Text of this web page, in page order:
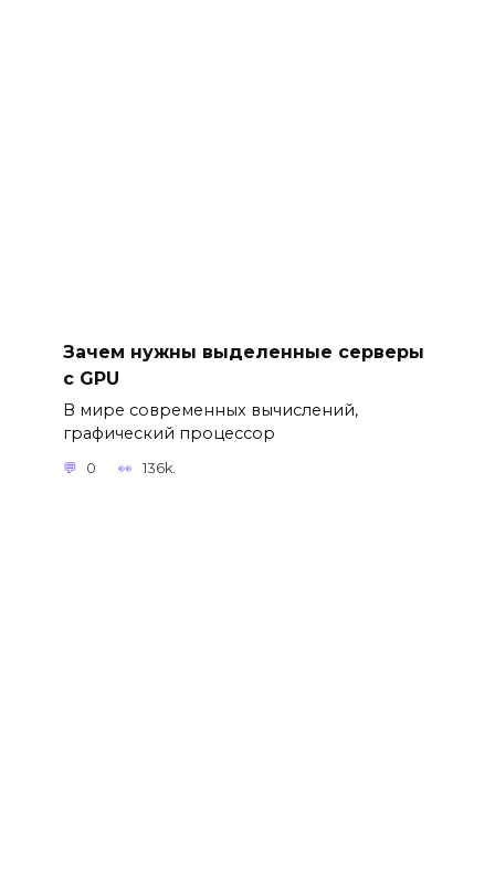
Зачем нужны выделенные серверы
с GPU
В мире современных вычислений,
графический процессор
0 136k.